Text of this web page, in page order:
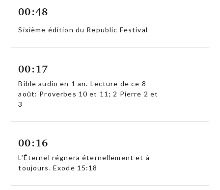
00:48
Sixième édition du Republic Festival
00:17
Bible audio en 1 an. Lecture de ce 8
août: Proverbes 10 et 11; 2 Pierre 2 et
3
00:16
L’Éternel régnera éternellement et à
toujours. Exode 15:18